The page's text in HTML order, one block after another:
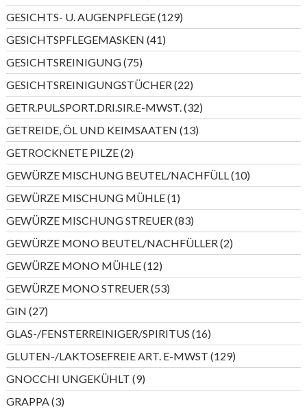
Produkte
GESICHTS- U. AUGENPFLEGE 129129
Produkte
GESICHTSPFLEGEMASKEN 4141
Produkte
GESICHTSREINIGUNG 7575
Produkte
GESICHTSREINIGUNGSTÜCHER 2222
Produkte
GETR.PUL.SPORT.DRI.SIR.E-MWST. 3232
Produkte
GETREIDE, ÖL UND KEIMSAATEN 1313
Produkte
GETROCKNETE PILZE 22
Produkte
GEWÜRZE MISCHUNG BEUTEL/NACHFÜLL 1010
Produkte
GEWÜRZE MISCHUNG MÜHLE 11
Produkt
GEWÜRZE MISCHUNG STREUER 8383
Produkte
GEWÜRZE MONO BEUTEL/NACHFÜLLER 22
Produkte
GEWÜRZE MONO MÜHLE 1212
Produkte
GEWÜRZE MONO STREUER 5353
Produkte
GIN 2727
Produkte
GLAS-/FENSTERREINIGER/SPIRITUS 1616
Produkte
GLUTEN-/LAKTOSEFREIE ART. E-MWST 129129
Produkte
GNOCCHI UNGEKÜHLT 99
Produkte
GRAPPA 33